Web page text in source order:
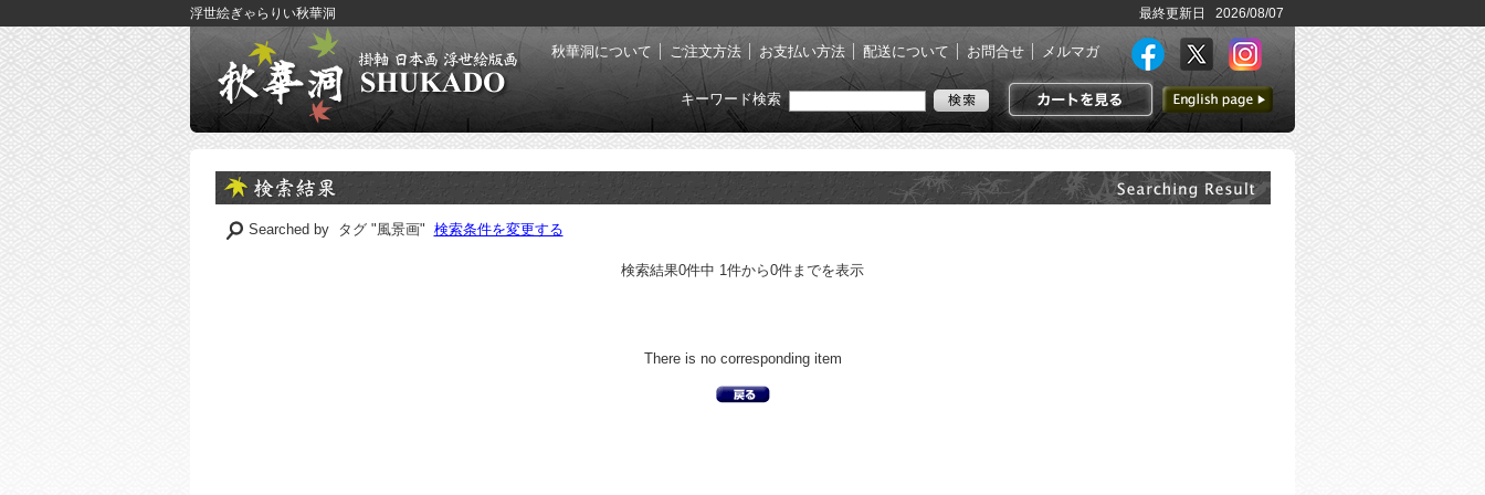
浮世絵ぎゃらりい秋華洞 最終更新日 2026/08/07
秋華洞について ご注文方法 お支払い方法 配送について お問合せ メルマガ
カートを見る
英語ページへ
キーワード検索
Searched by タグ "風景画" 検索条件を変更する
検索結果0件中 1件から0件までを表示
There is no corresponding item